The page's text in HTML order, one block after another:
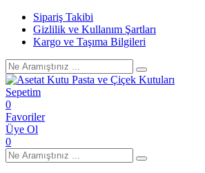
Sipariş Takibi
Gizlilik ve Kullanım Şartları
Kargo ve Taşıma Bilgileri
Sepetim
0
Favoriler
Üye Ol
0